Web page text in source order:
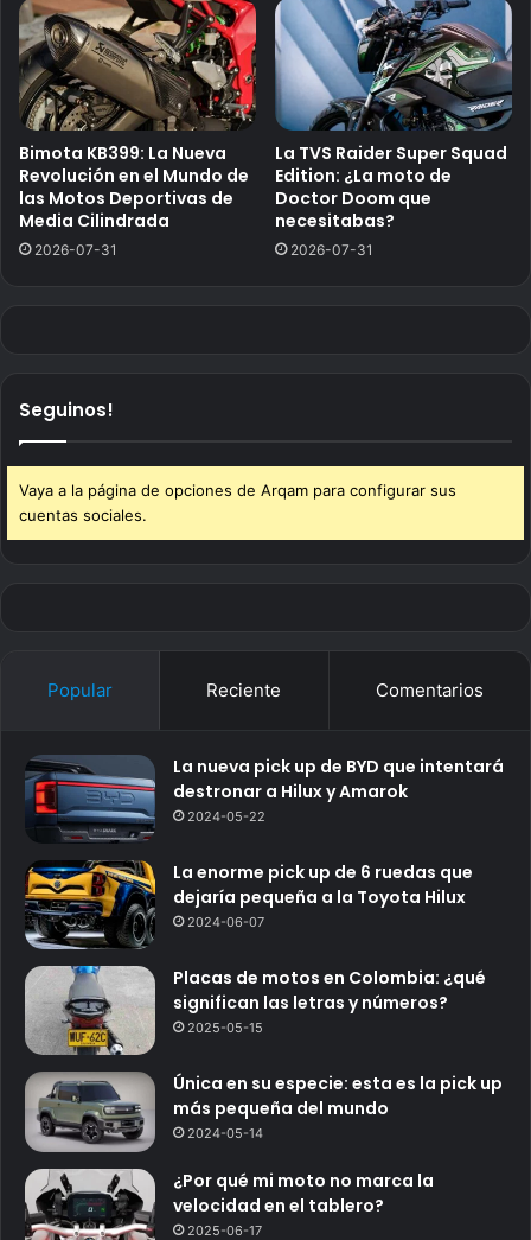
Bimota KB399: La Nueva
Revolución en el Mundo de
las Motos Deportivas de
Media Cilindrada
2026-07-31
La TVS Raider Super Squad
Edition: ¿La moto de
Doctor Doom que
necesitabas?
2026-07-31
Seguinos!
Vaya a la página de opciones de Arqam para configurar sus
cuentas sociales.
Popular Reciente Comentarios
La nueva pick up de BYD que intentará
destronar a Hilux y Amarok
2024-05-22
La enorme pick up de 6 ruedas que
dejaría pequeña a la Toyota Hilux
2024-06-07
Placas de motos en Colombia: ¿qué
significan las letras y números?
2025-05-15
Única en su especie: esta es la pick up
más pequeña del mundo
2024-05-14
¿Por qué mi moto no marca la
velocidad en el tablero?
2025-06-17